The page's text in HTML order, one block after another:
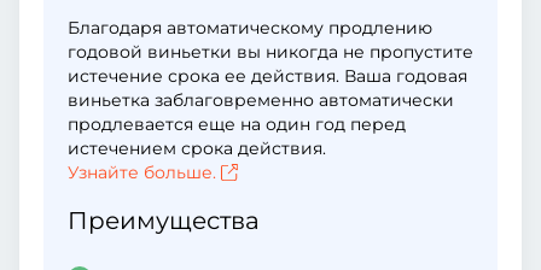
Благодаря автоматическому продлению
годовой виньетки вы никогда не пропустите
истечение срока ее действия. Ваша годовая
виньетка заблаговременно автоматически
продлевается еще на один год перед
истечением срока действия.
Узнайте больше.
Преимущества